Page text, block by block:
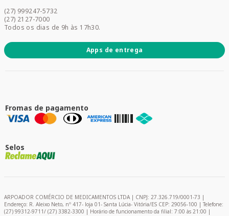
Promoções
(27) 999247-5732
(27) 2127-7000
Todos os dias de 9h às 17h30.
Apps de entrega
Fromas de pagamento
Selos
ARPOADOR COMÉRCIO DE MEDICAMENTOS LTDA | CNPJ: 27.326.719/0001-73 |
Endereço: R. Aleixo Neto, nº 417- loja 01- Santa Lúcia- Vitória/ES CEP: 29056-100 | Telefone:
(27) 99312-9711/ (27) 3382-3300 | Horário de funcionamento da filial: 7:00 às 21:00 |